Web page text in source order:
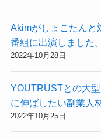
Akimがしょこたんと
番組に出演しました。
2022年10月28日
YOUTRUSTとの大
に伸ばしたい副業人
2022年10月25日